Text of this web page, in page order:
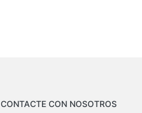
CONTACTE CON NOSOTROS